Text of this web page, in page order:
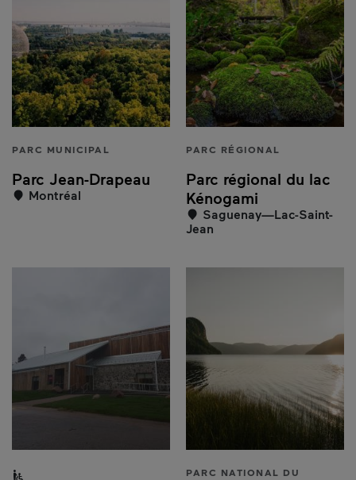
PARC MUNICIPAL
Parc Jean-Drapeau
Montréal
PARC RÉGIONAL
Parc régional du lac
Kénogami
Saguenay—Lac-Saint-
Jean
Partiellement accessible aux personnes à mobilité
PARC NATIONAL DU